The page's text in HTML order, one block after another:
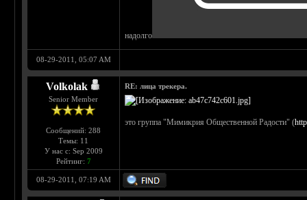
надолго
08-29-2011, 05:07 AM
Volkolak
Senior Member
Сообщений: 288
Темы: 11
У нас с: Sep 2009
Рейтинг: 7
RE: лица трекера.
это группа "Мимикрия Общественной Радости" (
08-29-2011, 07:19 AM